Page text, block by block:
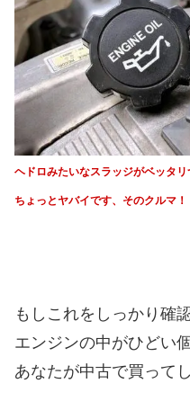
ヘドロみたいなスラッジがベッタリ
ちょっとヤバイです、そのクルマ！
もしこれをしっかり確
エンジンの中がひどい
あなたが中古で買って